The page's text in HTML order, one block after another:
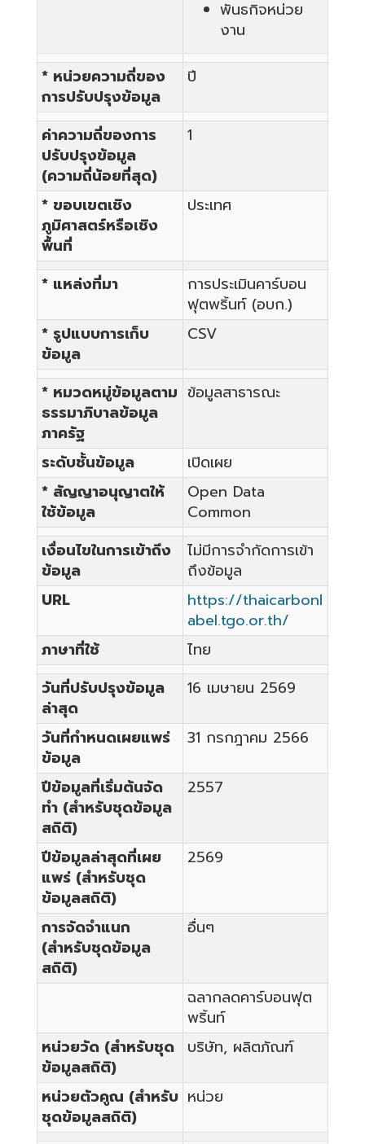
พันธกิจหน่วย
งาน
* หน่วยความถี่ของ
การปรับปรุงข้อมูล
ปี
ค่าความถี่ของการ
ปรับปรุงข้อมูล
(ความถี่น้อยที่สุด)
1
* ขอบเขตเชิง
ภูมิศาสตร์หรือเชิง
พื้นที่
ประเทศ
* แหล่งที่มา
การประเมินคาร์บอน
ฟุตพริ้นท์ (อบก.)
* รูปแบบการเก็บ
ข้อมูล
CSV
* หมวดหมู่ข้อมูลตาม
ธรรมาภิบาลข้อมูล
ภาครัฐ
ข้อมูลสาธารณะ
ระดับชั้นข้อมูล
เปิดเผย
* สัญญาอนุญาตให้
ใช้ข้อมูล
Open Data
Common
เงื่อนไขในการเข้าถึง
ข้อมูล
ไม่มีการจำกัดการเข้า
ถึงข้อมูล
URL
https://thaicarbonl
abel.tgo.or.th/
ภาษาที่ใช้
ไทย
วันที่ปรับปรุงข้อมูล
ล่าสุด
16 เมษายน 2569
วันที่กำหนดเผยแพร่
ข้อมูล
31 กรกฎาคม 2566
ปีข้อมูลที่เริ่มต้นจัด
ทำ (สำหรับชุดข้อมูล
สถิติ)
2557
ปีข้อมูลล่าสุดที่เผย
แพร่ (สำหรับชุด
ข้อมูลสถิติ)
2569
การจัดจำแนก
(สำหรับชุดข้อมูล
สถิติ)
อื่นๆ
ฉลากลดคาร์บอนฟุต
พริ้นท์
หน่วยวัด (สำหรับชุด
ข้อมูลสถิติ)
บริษัท, ผลิตภัณฑ์
หน่วยตัวคูณ (สำหรับ
ชุดข้อมูลสถิติ)
หน่วย